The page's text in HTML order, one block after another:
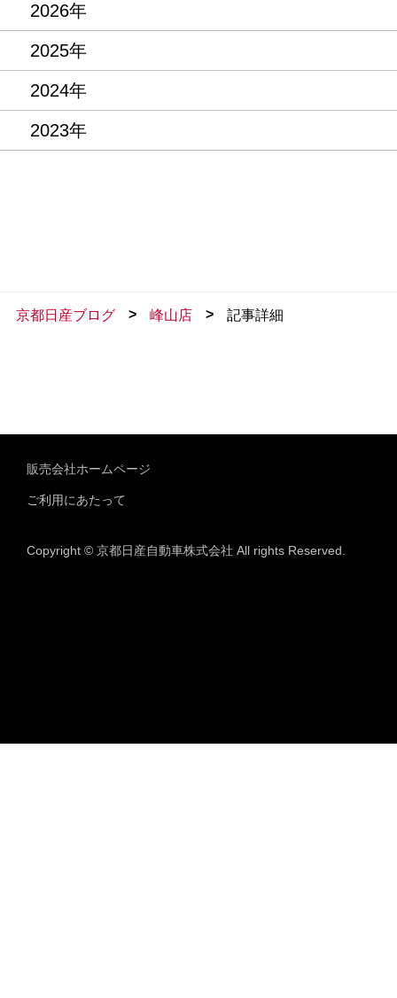
2026年
2025年
2024年
2023年
京都日産ブログ > 峰山店 > 記事詳細
販売会社ホームページ
ご利用にあたって
Copyright © 京都日産自動車株式会社 All rights Reserved.